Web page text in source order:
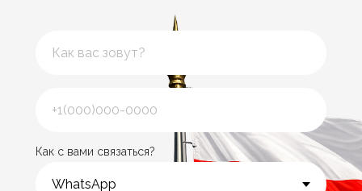
Как с вами связаться?